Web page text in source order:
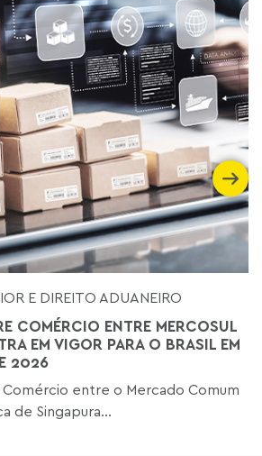
E DIREITO ADUANEIRO
COMÉRCIO ENTRE MERCOSUL
EM VIGOR PARA O BRASIL EM
2026
entre o Mercado Comum
de Singapura...